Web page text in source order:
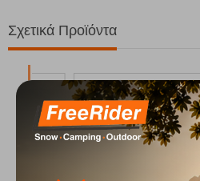
Σχετικά Προϊόντα